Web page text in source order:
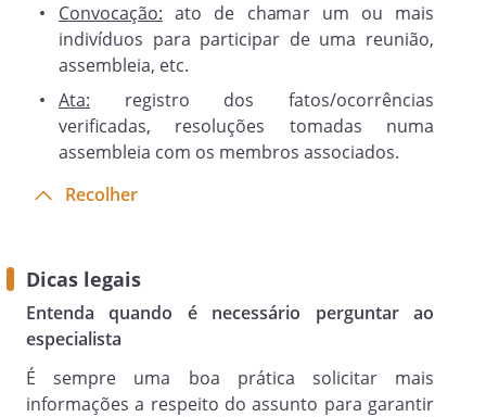
Parágrafo Terceiro
- Serão tomadas por escrutínio secreto
diretoria e conselho fiscal e o julgamento
dos atos da diretoriaquanto à aplicação
de penalidades.
Os associados serão divididos conforme
categorias exemplificadas abaixo:
(i) Associados Fundadores: os que
ajudaram na fundação da Associação;
Convocação: ato de chamar um ou mais
indivíduos para participar de uma reunião,
assembleia, etc.
Ata: registro dos fatos/ocorrências
verificadas, resoluções tomadas numa
assembleia com os membros associados.
Recolher
Dicas legais
Entenda quando é necessário perguntar ao
especialista
É sempre uma boa prática solicitar mais
informações a respeito do assunto para garantir